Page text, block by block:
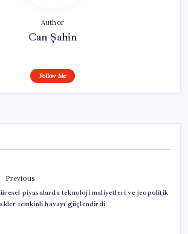
Author
Can Şahin
Follow Me
Previous
piyasalarda teknoloji maliyetleri ve jeopolitik
temkinli havayı güçlendirdi